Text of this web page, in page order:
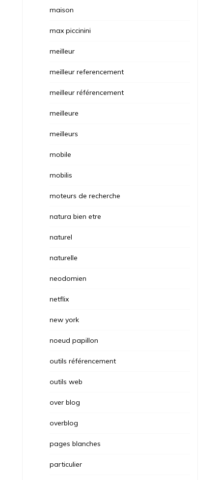
maison
max piccinini
meilleur
meilleur referencement
meilleur référencement
meilleure
meilleurs
mobile
mobilis
moteurs de recherche
natura bien etre
naturel
naturelle
neodomien
netflix
new york
noeud papillon
outils référencement
outils web
over blog
overblog
pages blanches
particulier